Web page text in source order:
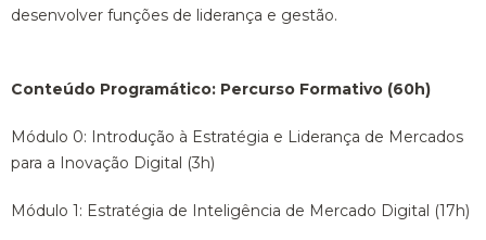
desenvolver funções de liderança e gestão.
Conteúdo Programático: Percurso Formativo (60h)
Módulo 0: Introdução à Estratégia e Liderança de Mercados
para a Inovação Digital (3h)
Módulo 1: Estratégia de Inteligência de Mercado Digital (17h)